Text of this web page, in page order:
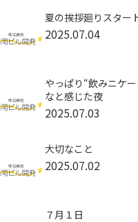
夏の挨拶廻りスター
2025.07.04
やっぱり“飲みニケ
なと感じた夜
2025.07.03
大切なこと
2025.07.02
７月１日